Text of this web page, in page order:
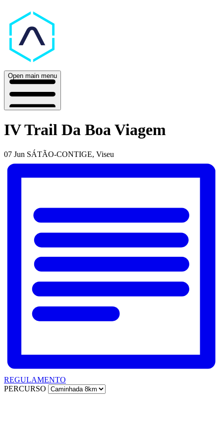
Open main menu
IV Trail Da Boa Viagem
07 Jun SÁTÃO-CONTIGE, Viseu
REGULAMENTO
PERCURSO